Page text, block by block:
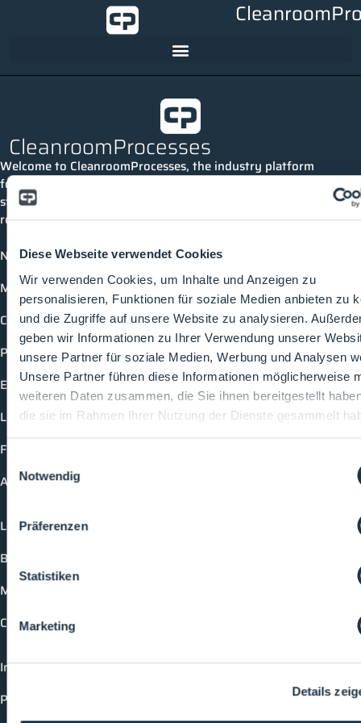
Diese Webseite verwendet Cookies
Wir verwenden Cookies, um Inhalte und Anzeigen zu
personalisieren, Funktionen für soziale Medien anbieten zu
und die Zugriffe auf unsere Website zu analysieren.
geben wir Informationen zu Ihrer Verwendung unserer
unsere Partner für soziale Medien, Werbung und Analysen
Unsere Partner führen diese Informationen möglicherweise
weiteren Daten zusammen, die Sie ihnen bereitgestellt
die sie im Rahmen Ihrer Nutzung der Dienste gesammelt
Notwendig
Präferenzen
Statistiken
Marketing
Details
CleanroomProcesses
Welcome to CleanroomProcesses, the industry platform
for cleanrooms and process technology. Here you can
stay up to date, connect with others and discover all
relevant topics and events in the industry.
News
Media library
Companies
Products
Events
Lectures
Future-Faces
Academy
Login
Booking options
Media formats
Contact
Imprint
Privacy policy